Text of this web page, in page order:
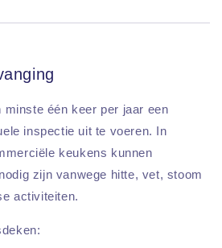
één keer per jaar een
inspectie uit te voeren. In
keukens kunnen
zijn vanwege hitte, vet, stoom
activiteiten.